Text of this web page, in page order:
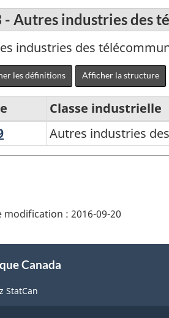
- Autres industries des
industries des
les définitions Afficher la structure
Classe industrielle
industries
Autres industries
modification : 2016-09-20
Canada
StatCan